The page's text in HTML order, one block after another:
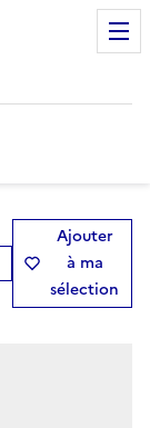
Ajouter
à ma
sélection